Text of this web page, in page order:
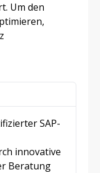
Um den
SAP-
innovative
Beratung